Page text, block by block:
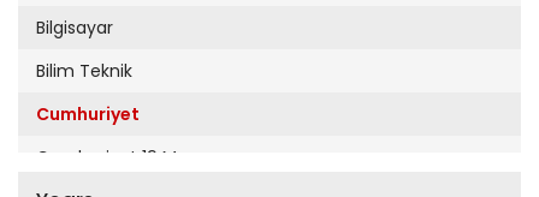
Bilgisayar
Bilim Teknik
Cumhuriyet
Cumhuriyet 19 Mayıs